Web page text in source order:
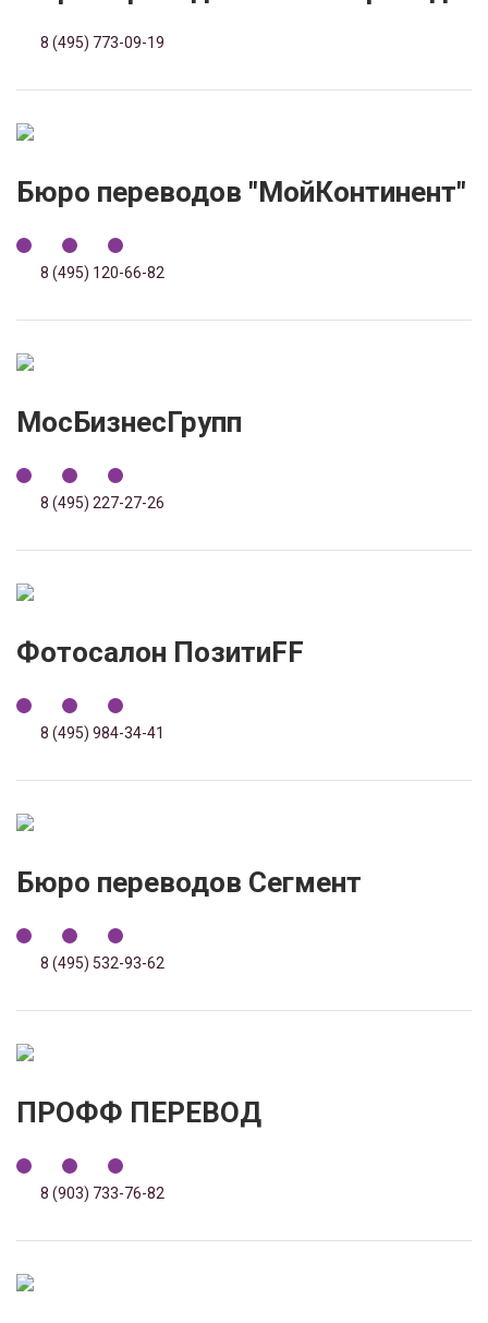
8 (495) 773-09-19
Бюро переводов "МойКонтинент"
8 (495) 120-66-82
МосБизнесГрупп
8 (495) 227-27-26
Фотосалон ПозитиFF
8 (495) 984-34-41
Бюро переводов Сегмент
8 (495) 532-93-62
ПРОФФ ПЕРЕВОД
8 (903) 733-76-82